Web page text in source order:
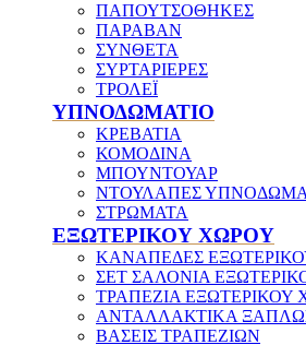
ΠΑΠΟΥΤΣΟΘΗΚΕΣ
ΠΑΡΑΒΑΝ
ΣΥΝΘΕΤΑ
ΣΥΡΤΑΡΙΕΡΕΣ
ΤΡΟΛΕΪ
ΥΠΝΟΔΩΜΑΤΙΟ
ΚΡΕΒΑΤΙΑ
ΚΟΜΟΔΙΝΑ
ΜΠΟΥΝΤΟΥΑΡ
ΝΤΟΥΛΑΠΕΣ
ΣΤΡΩΜΑΤΑ
ΕΞΩΤΕΡΙΚΟΥ ΧΩΡΟΥ
ΚΑΝΑΠΕΔΕΣ
ΣΕΤ ΣΑΛΟΝΙΑ
ΤΡΑΠΕΖΙΑ ΕΞΩΤΕΡΙΚΟΥ
ΑΝΤΑΛΛΑΚΤΙΚΑ
ΒΑΣΕΙΣ ΤΡΑΠΕΖΙΩΝ